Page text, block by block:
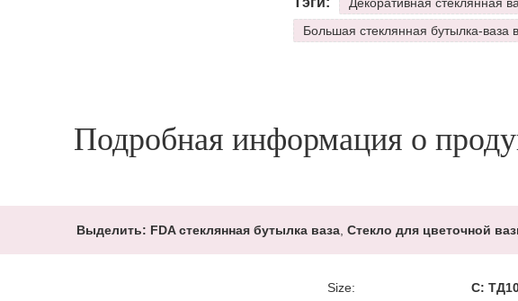
Большая стеклянная бутылка-ваза
Подробная информация о
Выделить: FDA стеклянная бутылка ваза Стекло для цветочной
Size: С: